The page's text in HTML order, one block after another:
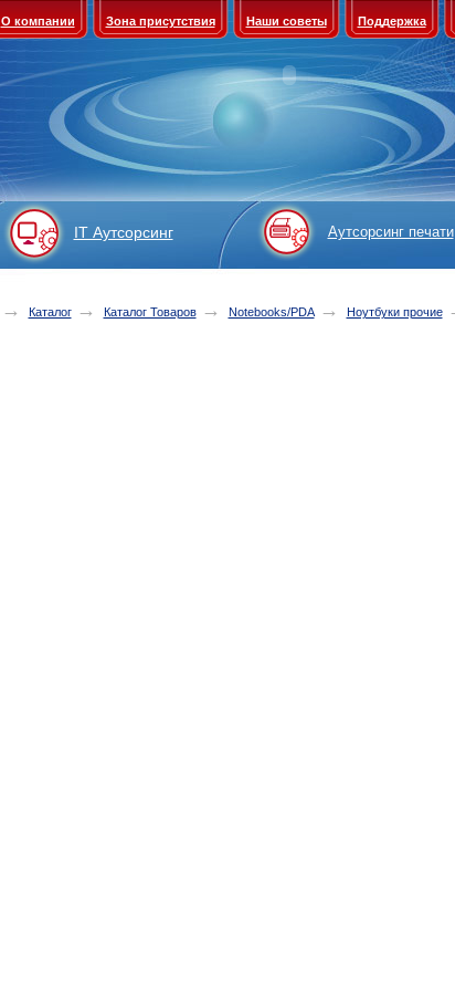
О компании Зона присутствия Наши советы Поддержка
IT Аутсорсинг Аутсорсинг печати
→ Каталог → Каталог Товаров → Notebooks/PDA → Ноутбуки прочие